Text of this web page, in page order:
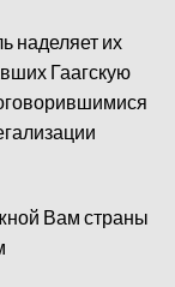
наделяет их
Гаагскую
Вам страны